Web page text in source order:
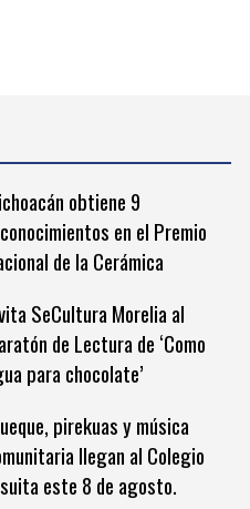
obtiene 9
en el Premio
de la Cerámica
SeCultura Morelia al
de Lectura de ‘Como
para chocolate’
pirekuas y música
llegan al Colegio
este 8 de agosto.